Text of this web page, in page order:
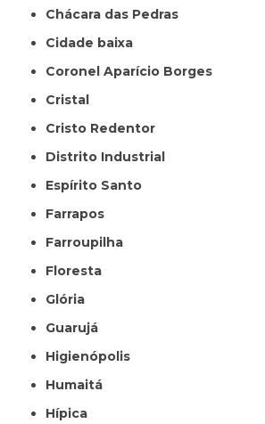
Chácara das Pedras
Cidade baixa
Coronel Aparício Borges
Cristal
Cristo Redentor
Distrito Industrial
Espírito Santo
Farrapos
Farroupilha
Floresta
Glória
Guarujá
Higienópolis
Humaitá
Hípica